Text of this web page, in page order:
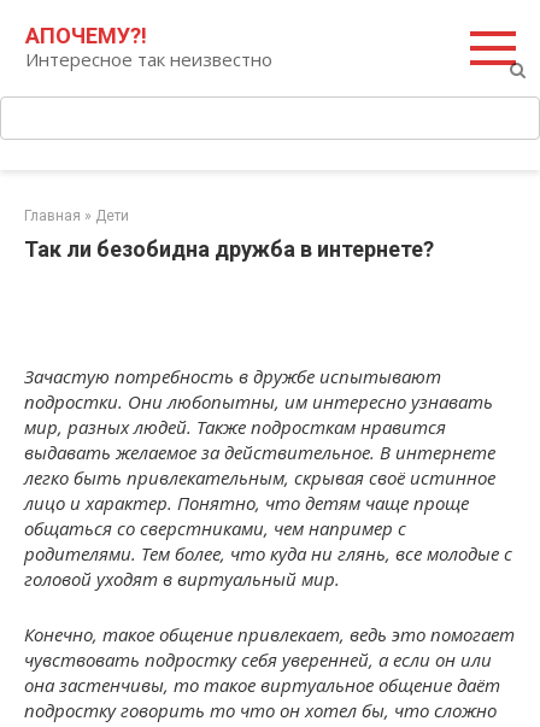
контенту
АПОЧЕМУ?!
Интересное так неизвестно
Главная » Дети
Так ли безобидна дружба в интернете?
Зачастую потребность в дружбе испытывают
подростки. Они любопытны, им интересно узнавать
мир, разных людей. Также подросткам нравится
выдавать желаемое за действительное. В интернете
легко быть привлекательным, скрывая своё истинное
лицо и характер. Понятно, что детям чаще проще
общаться со сверстниками, чем например с
родителями. Тем более, что куда ни глянь, все молодые с
головой уходят в виртуальный мир.
Конечно, такое общение привлекает, ведь это помогает
чувствовать подростку себя уверенней, а если он или
она застенчивы, то такое виртуальное общение даёт
подростку говорить то что он хотел бы, что сложно